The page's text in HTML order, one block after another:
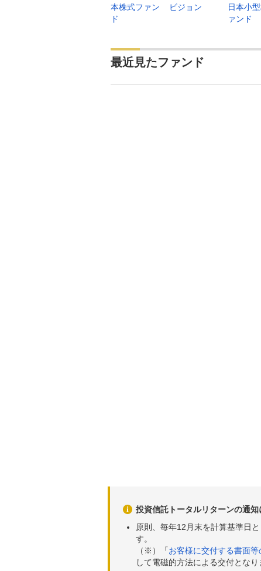
本株式ファン
ド
ビジョン
日本小
ァンド
最近見たファンド
投資信託トータルリターンの通知
原則、毎年12月末を計算基準日
す。
（※）「お客様に交付する書面
して電磁的方法による交付となり